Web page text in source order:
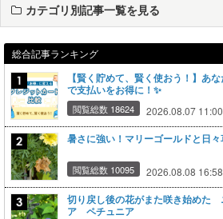
カテゴリ別記事一覧を見る
総合記事ランキング
【賢く貯めて、賢く使おう！】あ
で支払いをお得に！✨
閲覧総数 18624 2026.08.07 11:00
暑さに強い！マリーゴールドと日々
閲覧総数 10095 2026.08.08 16:58
切り戻し後の花がまた咲き始め
ア ペチュニア